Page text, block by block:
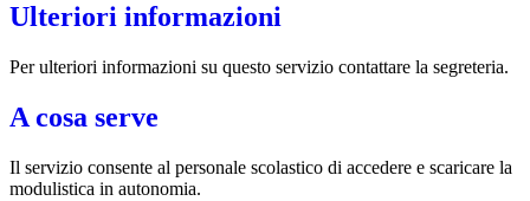
Ulteriori informazioni
Per ulteriori informazioni su questo servizio contattare la segreteria.
A cosa serve
Il servizio consente al personale scolastico di accedere e scaricare la
modulistica in autonomia.